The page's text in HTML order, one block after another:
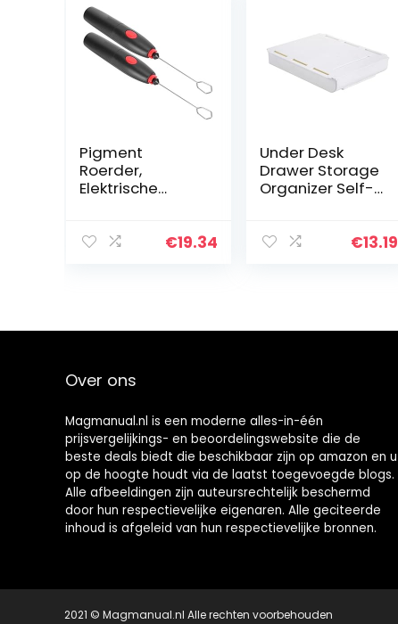
Pigment
Roerder,
Elektrische
Draagbare
€19.34
Under Desk
Drawer Storage
Organizer Self-
Case for Vanity
€13.19
Over ons
Magmanual.nl is een moderne alles-in-één
prijsvergelijkings- en beoordelingswebsite die de
beste deals biedt die beschikbaar zijn op amazon en u
op de hoogte houdt via de laatst toegevoegde blogs.
Alle afbeeldingen zijn auteursrechtelijk beschermd
door hun respectievelijke eigenaren. Alle geciteerde
inhoud is afgeleid van hun respectievelijke bronnen.
2021 © Magmanual.nl Alle rechten voorbehouden